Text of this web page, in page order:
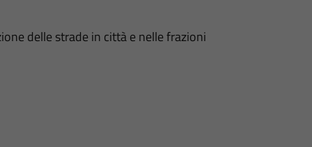
delle strade in città e nelle frazioni